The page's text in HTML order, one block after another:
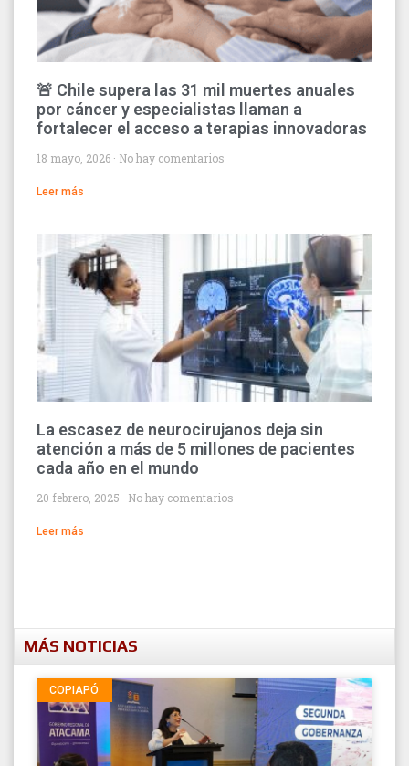
🚨 Chile supera las 31 mil muertes anuales
por cáncer y especialistas llaman a
fortalecer el acceso a terapias innovadoras
18 mayo, 2026 No hay comentarios
Leer más
La escasez de neurocirujanos deja sin
atención a más de 5 millones de pacientes
cada año en el mundo
20 febrero, 2025 No hay comentarios
Leer más
MÁS NOTICIAS
COPIAPÓ